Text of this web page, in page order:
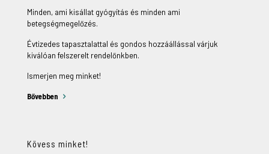
Minden, ami kisállat gyógyítás és minden ami
betegségmegelőzés.
Évtizedes tapasztalattal és gondos hozzáállással várjuk
kiválóan felszerelt rendelőnkben.
Ismerjen meg minket!
Bővebben
Kövess minket!